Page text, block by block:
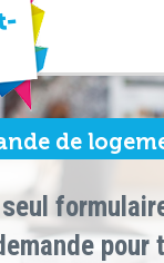
de
pour